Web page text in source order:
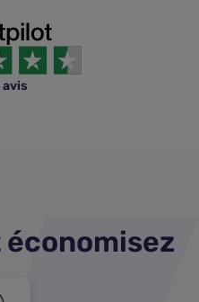
avis